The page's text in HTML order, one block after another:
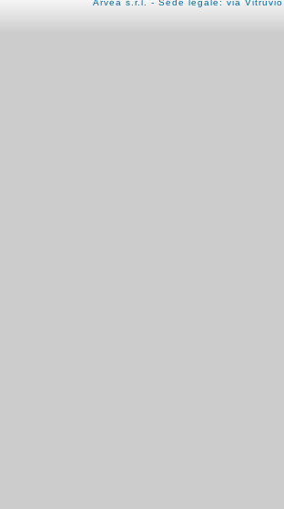
Arvea s.r.l. - Sede legale: via